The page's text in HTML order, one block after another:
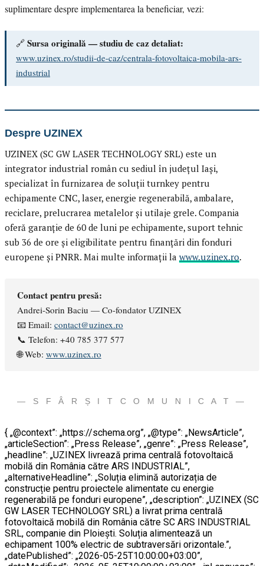
suplimentare despre implementarea la beneficiar, vezi:
🔗 Sursa originală — studiu de caz detaliat:
www.uzinex.ro/studii-de-caz/centrala-fotovoltaica-mobila-ars-
industrial
Despre UZINEX
UZINEX (SC GW LASER TECHNOLOGY SRL) este un
integrator industrial român cu sediul în județul Iași,
specializat în furnizarea de soluții turnkey pentru
echipamente CNC, laser, energie regenerabilă, ambalare,
reciclare, prelucrarea metalelor și utilaje grele. Compania
oferă garanție de 60 de luni pe echipamente, suport tehnic
sub 36 de ore și eligibilitate pentru finanțări din fonduri
europene și PNRR. Mai multe informații la www.uzinex.ro.
Contact pentru presă:
Andrei-Sorin Baciu — Co-fondator UZINEX
📧 Email: contact@uzinex.ro
📞 Telefon: +40 785 377 577
🌐 Web: www.uzinex.ro
— S F Â R Ș I T C O M U N I C A T —
{ „@context”: „https://schema.org”, „@type”: „NewsArticle”,
„articleSection”: „Press Release”, „genre”: „Press Release”,
„headline”: „UZINEX livrează prima centrală fotovoltaică
mobilă din România către ARS INDUSTRIAL”,
„alternativeHeadline”: „Soluția elimină autorizația de
construcție pentru proiectele alimentate cu energie
regenerabilă pe fonduri europene”, „description”: „UZINEX (SC
GW LASER TECHNOLOGY SRL) a livrat prima centrală
fotovoltaică mobilă din România către SC ARS INDUSTRIAL
SRL, companie din Ploiești. Soluția alimentează un
echipament 100% electric de subtraversări orizontale.”,
„datePublished”: „2026-05-25T10:00:00+03:00”,